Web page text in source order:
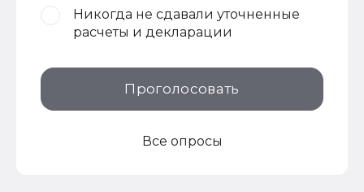
Никогда не сдавали уточненные
расчеты и декларации
Проголосовать
Все опросы